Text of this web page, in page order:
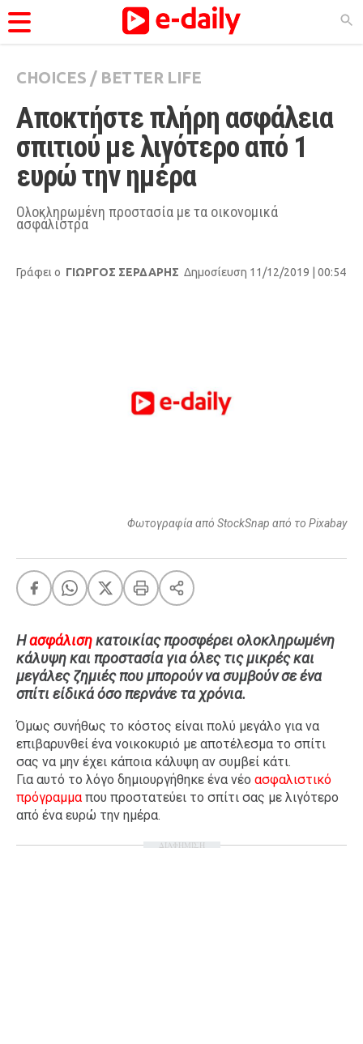
ΚΑΤΗΓΟΡΊΕΣ
Ειδήσεις
Θέματα
Videos
Podcasts
Viral
Life
A-List LGBTQI+
Xmas
LIFE
Food
Body+Mind
Ταξίδια
Style
Σπίτι
Family
Σχέσεις
CHOICES / BETTER LIFE
Αποκτήστε πλήρη ασφάλεια
σπιτιού με λιγότερο από 1
ευρώ την ημέρα
Ολοκληρωμένη προστασία με τα οικονομικά
ασφάλιστρα
Γράφει ο ΓΙΩΡΓΟΣ ΣΕΡΔΑΡΗΣ Δημοσίευση 11/12/2019 | 00:54
Φωτογραφία από StockSnap από το Pixabay
Ηασφάλισηκατοικίας προσφέρει ολοκληρωμένη
κάλυψη και προστασία για όλες τις μικρές και
μεγάλες ζημιές που μπορούν να συμβούν σε ένα
σπίτι είδικά όσο περνάνε τα χρόνια.
Όμως συνήθως το κόστος είναι πολύ μεγάλο για να
επιβαρυνθεί ένα νοικοκυριό με αποτέλεσμα το σπίτι
σας να μην έχει κάποια κάλυψη αν συμβεί κάτι.
Για αυτό το λόγο δημιουργήθηκε ένα νέο ασφαλιστικό
πρόγραμμαπου προστατεύει το σπίτι σας με λιγότερο
από ένα ευρώ την ημέρα.
ΔΙΑΦΗΜΙΣΗ